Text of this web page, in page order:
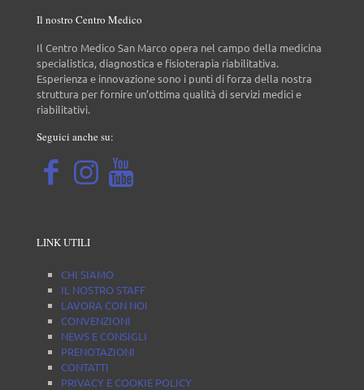
Il nostro Centro Medico
Il Centro Medico San Marco opera nel campo della medicina
specialistica, diagnostica e fisioterapia riabilitativa.
Esperienza e innovazione sono i punti di forza della nostra
struttura per fornire un’ottima qualità di servizi medici e
riabilitativi.
Seguici anche su:
LINK UTILI
CHI SIAMO
IL NOSTRO STAFF
LAVORA CON NOI
CONVENZIONI
NEWS E CONSIGLI
PRENOTAZIONI
CONTATTI
PRIVACY E COOKIE POLICY